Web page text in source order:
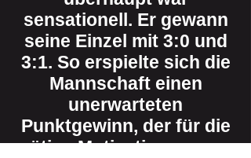
sensationell. Er gewann
seine Einzel mit 3:0 und
3:1. So erspielte sich die
Mannschaft einen
unerwarteten
Punktgewinn, der für die
nötige Motivation sorgen